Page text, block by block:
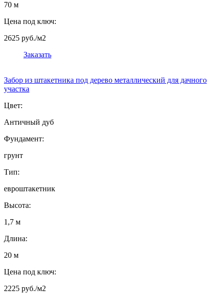
70 м
Цена под ключ:
2625 руб./м2
Заказать
Забор из штакетника под дерево металлический для дачного
участка
Цвет:
Античный дуб
Фундамент:
грунт
Тип:
евроштакетник
Высота:
1,7 м
Длина:
20 м
Цена под ключ:
2225 руб./м2